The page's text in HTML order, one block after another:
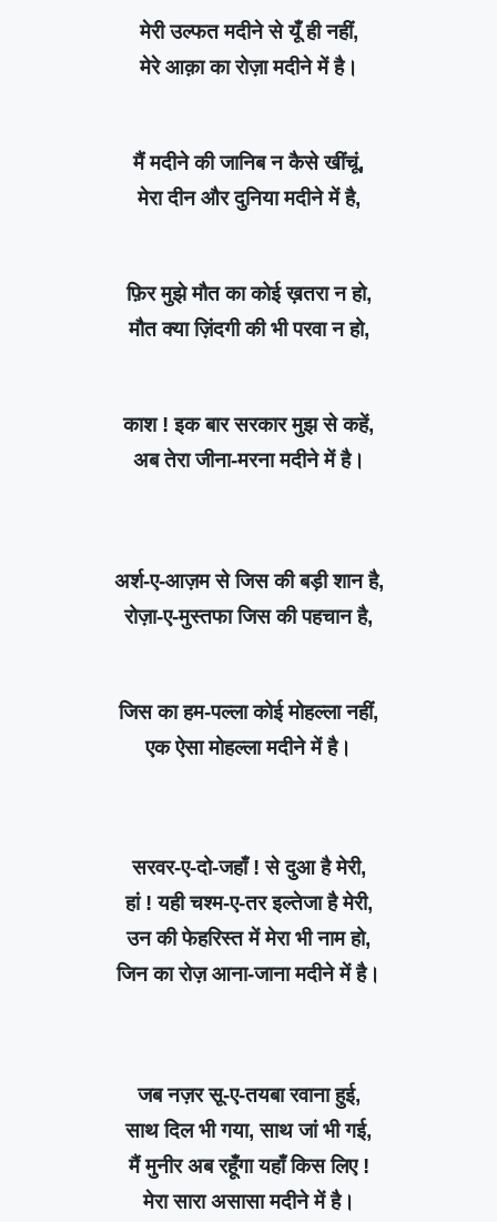
मेरी उल्फत मदीने से यूँ ही नहीं,
मेरे आक़ा का रोज़ा मदीने में है।
मैं मदीने की जानिब न कैसे खींचूं,
मेरा दीन और दुनिया मदीने में है,
फ़िर मुझे मौत का कोई ख़तरा न हो,
मौत क्या ज़िंदगी की भी परवा न हो,
काश ! इक बार सरकार मुझ से कहें,
अब तेरा जीना-मरना मदीने में है।
अर्श-ए-आज़म से जिस की बड़ी शान है,
रोज़ा-ए-मुस्तफा जिस की पहचान है,
जिस का हम-पल्ला कोई मोहल्ला नहीं,
एक ऐसा मोहल्ला मदीने में है।
सरवर-ए-दो-जहाँ ! से दुआ है मेरी,
हां ! यही चश्म-ए-तर इल्तेजा है मेरी,
उन की फेहरिस्त में मेरा भी नाम हो,
जिन का रोज़ आना-जाना मदीने में है।
जब नज़र सू-ए-तयबा रवाना हुई,
साथ दिल भी गया, साथ जां भी गई,
मैं मुनीर अब रहूँगा यहाँ किस लिए !
मेरा सारा असासा मदीने में है।